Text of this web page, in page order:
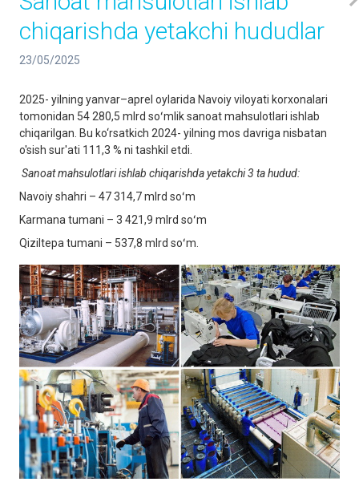
chiqarishda yetakchi hududlar
23/05/2025
2025- yilning yanvar–aprel oylarida Navoiy viloyati korxonalari
tomonidan 54 280,5 mlrd soʻmlik sanoat mahsulotlari ishlab
chiqarilgan. Bu ko‘rsatkich 2024- yilning mos davriga nisbatan
o'sish sur'ati 111,3 % ni tashkil etdi.
Sanoat mahsulotlari ishlab chiqarishda yetakchi 3 ta hudud:
Navoiy shahri – 47 314,7 mlrd soʻm
Karmana tumani – 3 421,9 mlrd soʻm
Qiziltepa tumani – 537,8 mlrd soʻm.